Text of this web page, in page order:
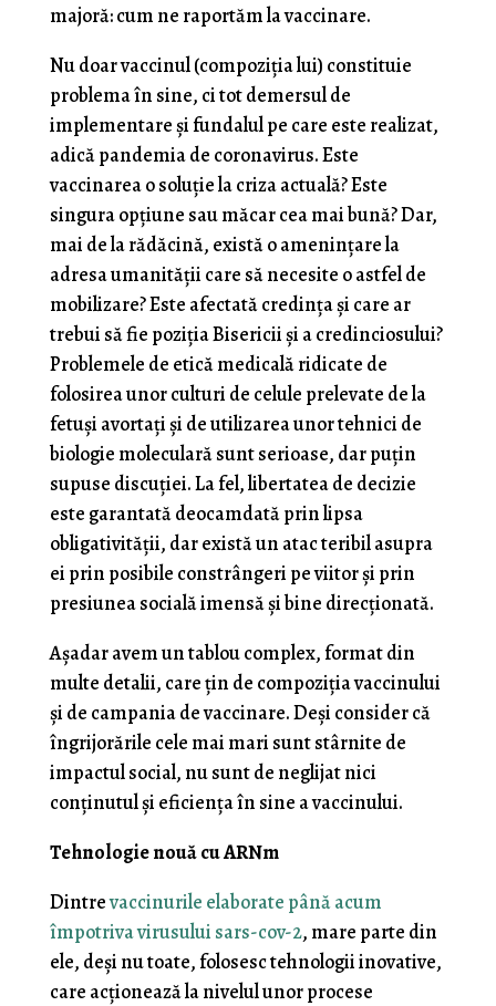
majoră: cum ne raportăm la vaccinare.
Nu doar vaccinul (compoziția lui) constituie
problema în sine, ci tot demersul de
implementare și fundalul pe care este realizat,
adică pandemia de coronavirus. Este
vaccinarea o soluție la criza actuală? Este
singura opțiune sau măcar cea mai bună? Dar,
mai de la rădăcină, există o amenințare la
adresa umanității care să necesite o astfel de
mobilizare? Este afectată credința și care ar
trebui să fie poziția Bisericii și a credinciosului?
Problemele de etică medicală ridicate de
folosirea unor culturi de celule prelevate de la
fetuși avortați și de utilizarea unor tehnici de
biologie moleculară sunt serioase, dar puțin
supuse discuției. La fel, libertatea de decizie
este garantată deocamdată prin lipsa
obligativității, dar există un atac teribil asupra
ei prin posibile constrângeri pe viitor și prin
presiunea socială imensă și bine direcționată.
Așadar avem un tablou complex, format din
multe detalii, care țin de compoziția vaccinului
și de campania de vaccinare. Deși consider că
îngrijorările cele mai mari sunt stârnite de
impactul social, nu sunt de neglijat nici
conținutul și eficiența în sine a vaccinului.
Tehnologie nouă cu ARNm
Dintrevaccinurile elaborate până acum
împotriva virusului sars-cov-2, mare parte din
ele, deși nu toate, folosesc tehnologii inovative,
care acționează la nivelul unor procese